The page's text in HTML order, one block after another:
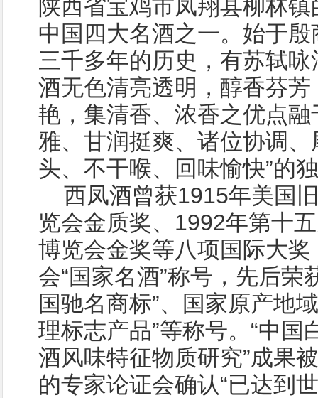
陕西省宝鸡市凤翔县柳林
中国四大名酒之一。始于
三千多年的历史，有苏轼
酒无色清亮透明，醇香芬
艳，集清香、浓香之优点融
雅、甘润挺爽、诸位协调、
头、不干喉、回味愉快”的
西凤酒曾获1915年美国
览会金质奖、1992年第十
博览会金奖等八项国际大
会“国家名酒”称号，先后荣
国驰名商标”、国家原产地
理标志产品”等称号。“中
酒风味特征物质研究”成果
的专家论证会确认“已达到